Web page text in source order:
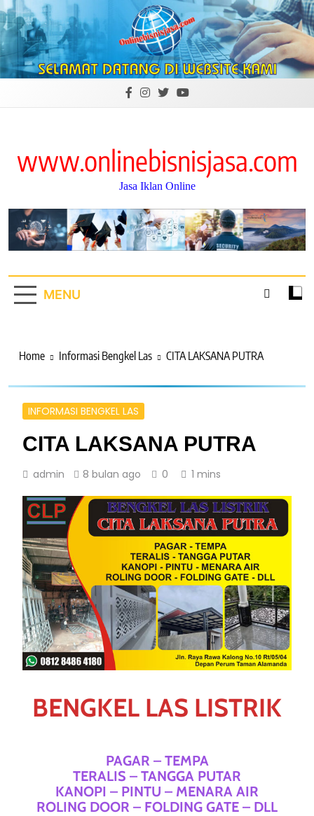
Skip
to
content
www.onlinebisnisjasa.com
Jasa Iklan Online
MENU
Home Informasi Bengkel Las CITA LAKSANA PUTRA
INFORMASI BENGKEL LAS
CITA LAKSANA PUTRA
admin 8 bulan ago 0 1 mins
BENGKEL LAS LISTRIK
PAGAR – TEMPA
TERALIS – TANGGA PUTAR
KANOPI – PINTU – MENARA AIR
ROLING DOOR – FOLDING GATE – DLL